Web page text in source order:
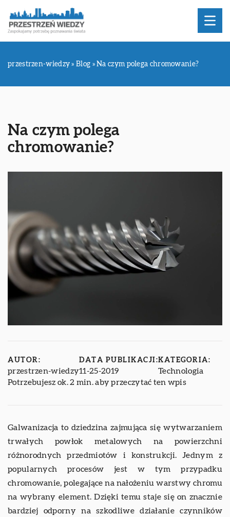
przestrzen-wiedzy »Blog »Na czym polega chromowanie?
Na czym polega
chromowanie?
AUTOR:
przestrzen-wiedzy
DATA PUBLIKACJI:
11-25-2019
KATEGORIA:
Technologia
Potrzebujesz ok. 2 min. aby przeczytać ten wpis
Galwanizacja to dziedzina zajmująca się wytwarzaniem
trwałych powłok metalowych na powierzchni
różnorodnych przedmiotów i konstrukcji. Jednym z
popularnych procesów jest w tym przypadku
chromowanie, polegające na nałożeniu warstwy chromu
na wybrany element. Dzięki temu staje się on znacznie
bardziej odporny na szkodliwe działanie czynników